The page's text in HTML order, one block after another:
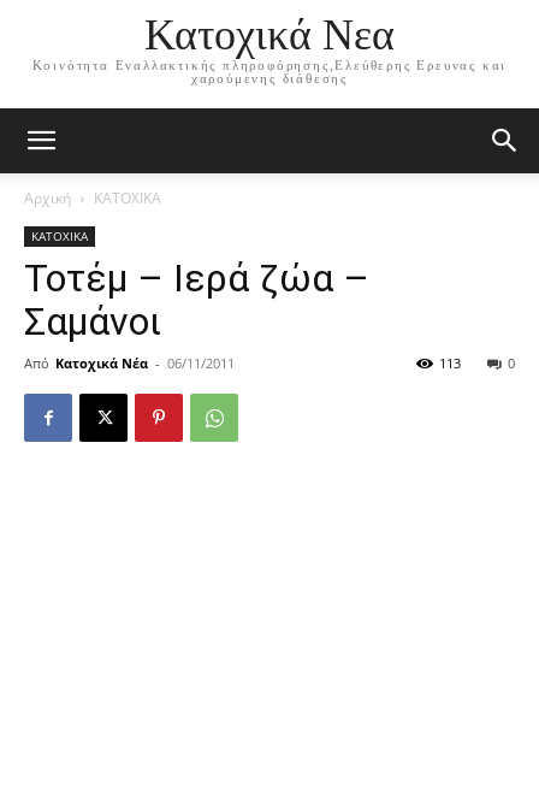
Κατοχικά Νεα
Κοινότητα Εναλλακτικής πληροφόρησης,Ελεύθερης Ερευνας και
χαρούμενης διάθεσης
Αρχική ΚΑΤΟΧΙΚΑ
ΚΑΤΟΧΙΚΑ
Τοτέμ – Ιερά ζώα –
Σαμάνοι
Από Κατοχικά Νέα - 06/11/2011 0
113